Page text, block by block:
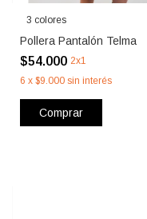
3 colores
Pollera Pantalón Telma
$54.000 2x1
6 x $9.000 sin interés
Comprar